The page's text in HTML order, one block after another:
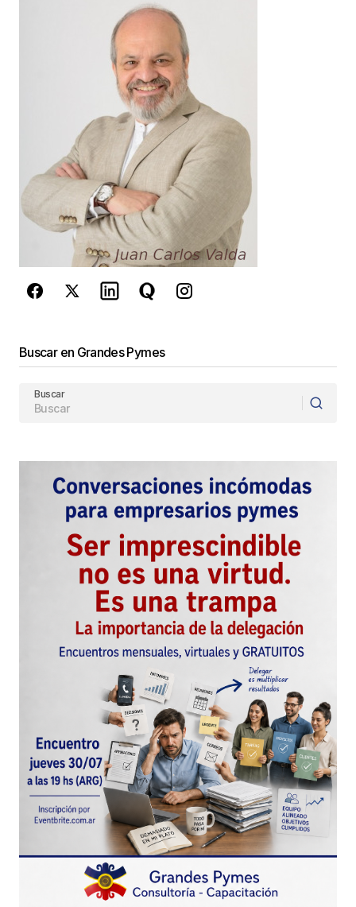
*
Guarda mi nombre, correo electrónico y web en
este navegador para la próxima vez que
comente.
Este sitio esta protegido por
reCAPTCHA y laPolítica de
privacidady los Términos del servicio
de Google se aplican.
Enviar Comentario
Buscar en Grandes Pymes
Buscar